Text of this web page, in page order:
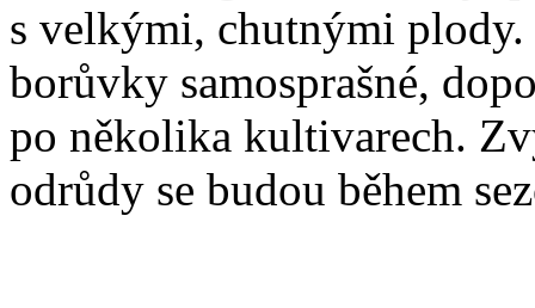
s velkými, chutnými plody.
borůvky samosprašné,
po několika kultivarech.
odrůdy se budou během